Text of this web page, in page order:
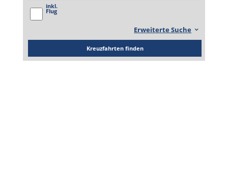
inkl.
Flug
Erweiterte Suche
Kreuzfahrten finden